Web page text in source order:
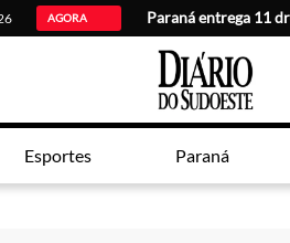
AGORA Paraná entrega 11
Esportes Paraná